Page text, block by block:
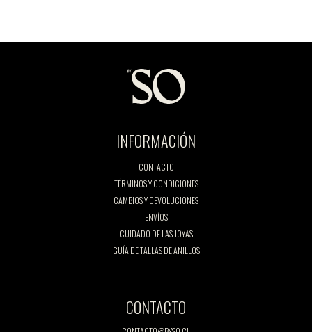
INFORMACIÓN
CONTACTO
TÉRMINOS Y CONDICIONES
CAMBIOS Y DEVOLUCIONES
ENVÍOS
CUIDADO DE LAS JOYAS
GUÍA DE TALLAS DE ANILLOS
CONTACTO